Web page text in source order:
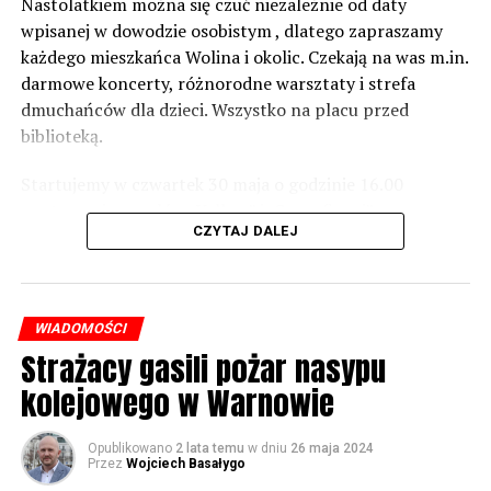
norm dopuszczalnego hałasu, no to nie możemy nic
zrobić. Tam są odpowiednie normy – 61 i 56 decybeli –
zaznacza.
Foto: Wojciech Basałygo
59712 odsłon
wpisanej w dowodzie osobistym , dlatego zapraszamy
każdego mieszkańca Wolina i okolic. Czekają na was m.in.
darmowe koncerty, różnorodne warsztaty i strefa
dmuchańców dla dzieci. Wszystko na placu przed
biblioteką.
występami zespołów „Yellow” i „Specyficzni”.
CZYTAJ DALEJ
WIADOMOŚCI
Strażacy gasili pożar nasypu
kolejowego w Warnowie
Opublikowano 2 lata temu w dniu 26 maja 2024
Przez Wojciech Basałygo